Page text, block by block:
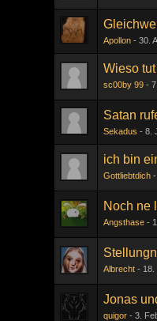
Apollon 30.
Wieso
sc00by 99
Satan
Sekadus 8.
ich bin
Gottliebtdich
Noch ne
Angsthase
Albrecht 18.
Jonas
quigor 3.